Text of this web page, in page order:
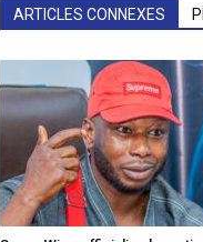
ARTICLES CONNEXES